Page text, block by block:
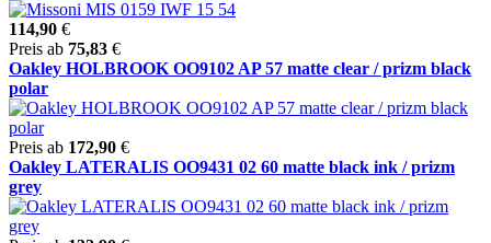
114,90 €
Preis ab 75,83 €
Oakley HOLBROOK OO9102 AP 57 matte clear / prizm black
polar
Preis ab 172,90 €
Oakley LATERALIS OO9431 02 60 matte black ink / prizm
grey